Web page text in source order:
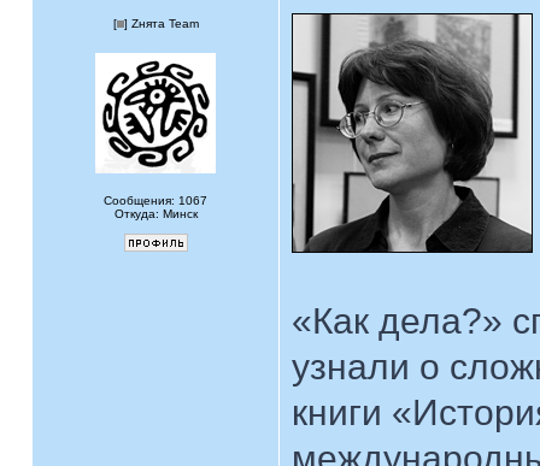
[ ] Zнята Team
Сообщения: 1067
Откуда: Минск
«Как дела?»
узнали о
книги